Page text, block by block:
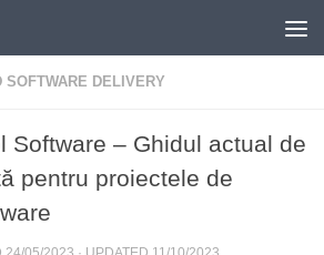
SOFTWARE DELIVERY
Software – Ghidul actual de
pentru proiectele de